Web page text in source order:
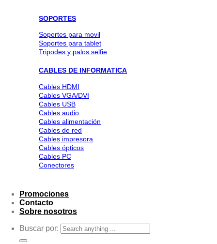
SOPORTES
Soportes para movil
Soportes para tablet
Tripodes y palos selfie
CABLES DE INFORMATICA
Cables HDMI
Cables VGA/DVI
Cables USB
Cables audio
Cables alimentación
Cables de red
Cables impresora
Cables ópticos
Cables PC
Conectores
Promociones
Contacto
Sobre nosotros
Buscar por: